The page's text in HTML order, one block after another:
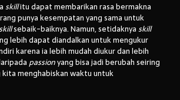
skillitu dapat membarikan rasa bermakna
punya kesempatan yang sama untuk
sebaik-baiknya. Namun, setidaknyaskill
lebih dapat diandalkan untuk mengukur
karena ia lebih mudah diukur dan lebih
passionyang bisa jadi berubah seiring
menghabiskan waktu untuk